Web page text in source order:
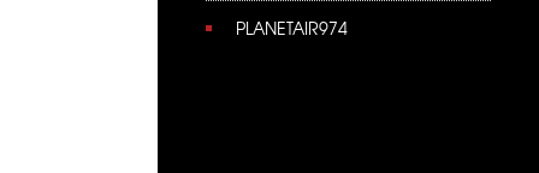
PLANETAIR974